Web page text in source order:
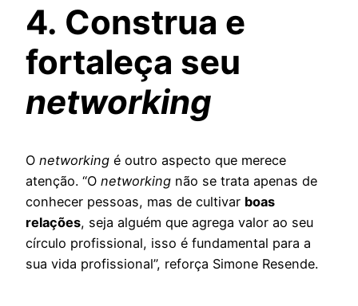
4. Construa e
fortaleça seu
networking
O networking é outro aspecto que merece
atenção. “O networking não se trata apenas de
conhecer pessoas, mas de cultivar boas
relações, seja alguém que agrega valor ao seu
círculo profissional, isso é fundamental para a
sua vida profissional”, reforça Simone Resende.